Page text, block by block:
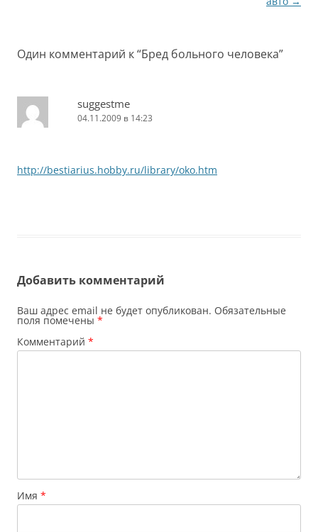
Один комментарий к “Бред больного человека”
suggestme
04.11.2009 в 14:23
http://bestiarius.hobby.ru/library/oko.htm
Добавить комментарий
Ваш адрес email не будет опубликован. Обязательные
поля помечены *
Комментарий *
Имя *